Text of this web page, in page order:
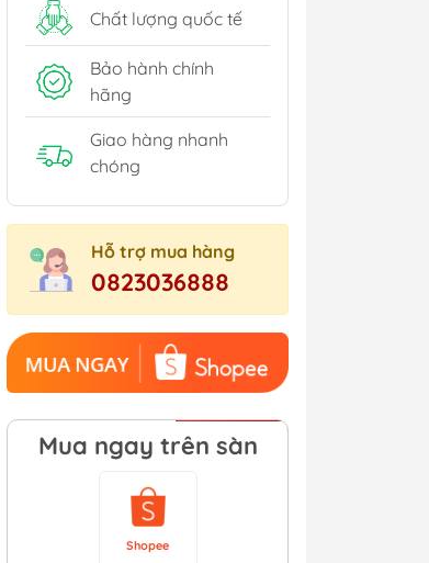
Chất lượng quốc tế
Bảo hành chính
hãng
Giao hàng nhanh
chóng
Hỗ trợ mua hàng
0823036888
Mua ngay trên sàn
Shopee